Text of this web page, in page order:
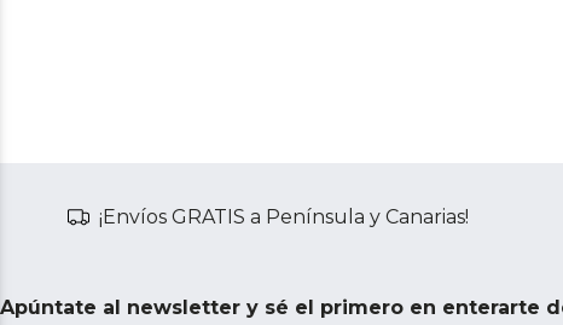
¡Envíos GRATIS a Península y Canarias!
Apúntate al newsletter y sé el primero en enterarte